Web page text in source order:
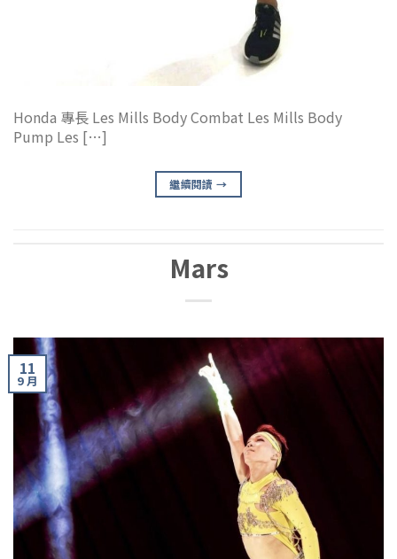
Honda 專長 Les Mills Body Combat Les Mills Body
Pump Les […]
繼續閱讀→
Mars
11
9 月